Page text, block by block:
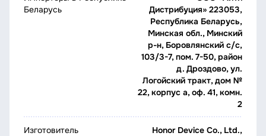
Беларусь
Дистрибуция» 223053,
Республика Беларусь,
Минская обл., Минский
р-н, Боровлянский с/с,
103/3-7, пом. 7-50, район
д. Дроздово, ул.
Логойский тракт, дом №
22, корпус а, оф. 41, комн.
2
Изготовитель
Honor Device Co., Ltd.,